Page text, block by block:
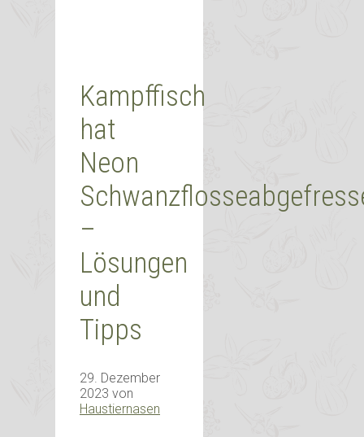
Kampffisch
hat
Neon
–
Lösungen
und
Tipps
29. Dezember
2023 von
Haustiernasen